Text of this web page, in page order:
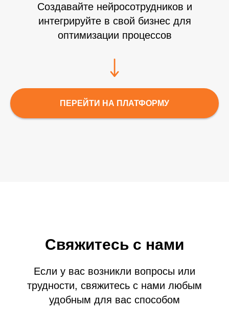
Создавайте нейросотрудников и
интегрируйте в свой бизнес для
оптимизации процессов
ПЕРЕЙТИ НА ПЛАТФОРМУ
Свяжитесь с нами
Если у вас возникли вопросы или
трудности, свяжитесь с нами любым
удобным для вас способом